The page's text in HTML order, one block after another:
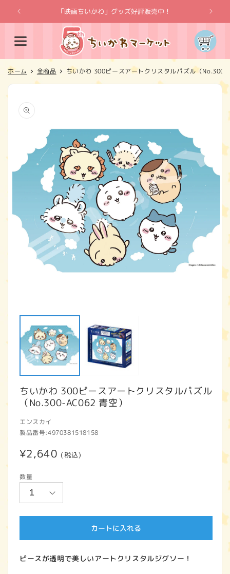
ンツに
進む
「映画ちいかわ」グッズ好評販売中！
カ
ー
ト
ホーム 全商品 ちいかわ 300ピースアートクリスタルパズル（No.300-
報にス
キップ
ちいかわ 300ピースアートクリスタルパズル
（No.300-AC062 青空）
エンスカイ
製品番号:4970381518158
通
価
格
¥2,640 (税込)
数量
カートに入れる
ピースが透明で美しいアートクリスタルジグソー！